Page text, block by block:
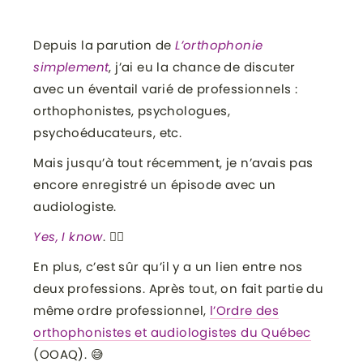
Depuis la parution deL’orthophonie
simplement, j’ai eu la chance de discuter
avec un éventail varié de professionnels :
orthophonistes, psychologues,
psychoéducateurs, etc.
Mais jusqu’à tout récemment, je n’avais pas
encore enregistré un épisode avec un
audiologiste.
Yes, I know. 🤦‍♀️
En plus, c’est sûr qu’il y a un lien entre nos
deux professions. Après tout, on fait partie du
même ordre professionnel, l’Ordre des
orthophonistes et audiologistes du Québec
(OOAQ). 😅